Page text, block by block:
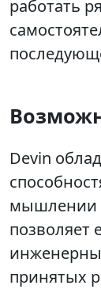
работать
Devin
мышлении
позволяет
принятых